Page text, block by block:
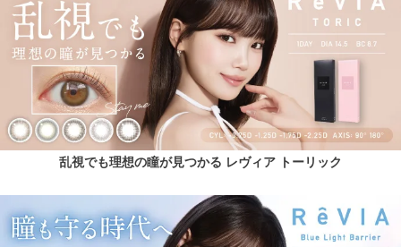
乱視でも理想の瞳が見つかる レヴィア トーリック